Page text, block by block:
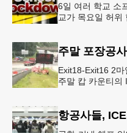
6일 여러 학교 소
교가 목요일 허위
Exit18-Exit16 2
주말 캅 카운티의